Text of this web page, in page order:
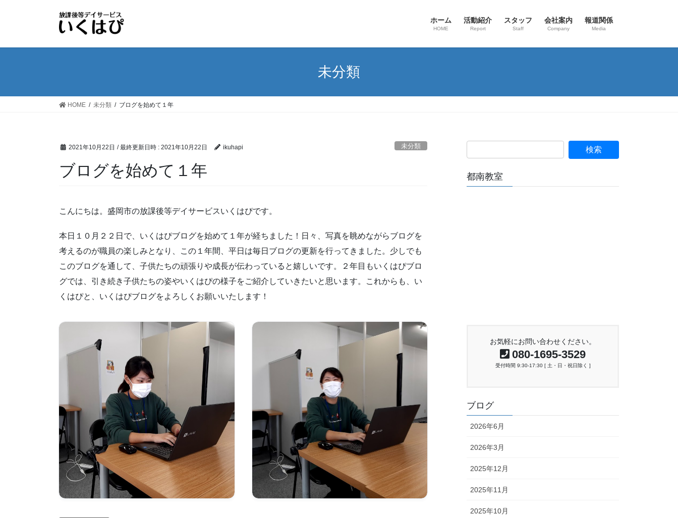
ホーム
HOME
活動紹介
Report
スタッフ
Staff
会社案内
Company
報道関係
Media
未分類
HOME 未分類 ブログを始めて１年
2021年10月22日 / 最終更新日時 : 2021年10月22日 ikuhapi 未分類
ブログを始めて１年
こんにちは。盛岡市の放課後等デイサービスいくはぴです。
本日１０月２２日で、いくはぴブログを始めて１年が経ちました！日々、写真を眺めながらブログを
考えるのが職員の楽しみとなり、この１年間、平日は毎日ブログの更新を行ってきました。少しでも
このブログを通して、子供たちの頑張りや成長が伝わっていると嬉しいです。２年目もいくはぴブロ
グでは、引き続き子供たちの姿やいくはぴの様子をご紹介していきたいと思います。これからも、い
くはぴと、いくはぴブログをよろしくお願いいたします！
都南教室
お気軽にお問い合わせください。
080-1695-3529
受付時間 9:30-17:30 [ 土・日・祝日除く ]
ブログ
2026年6月
2026年3月
2025年12月
2025年11月
2025年10月